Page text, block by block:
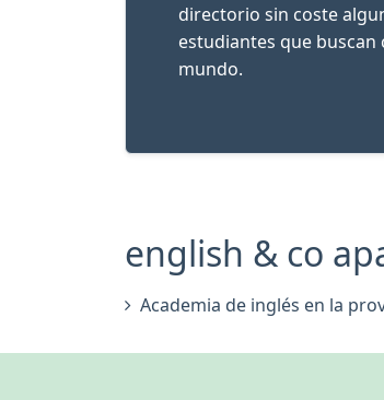
directorio sin coste
estudiantes que
mundo.
english & co
Academia de inglés en la